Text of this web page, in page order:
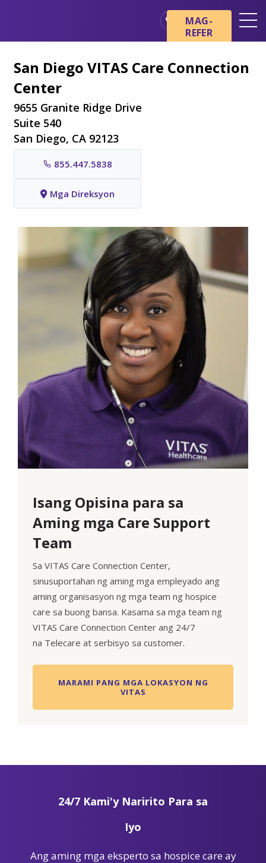
Mga Pangunahing Kaalaman
tungkol sa Hospice
Ang aming mga Serbisyo
Healthcare Professionals
Pamilya at Mga Tagapag-
alaga
MAG-
REFER
San Diego VITAS Care Connection
Center
9655 Granite Ridge Drive
Suite 540
San Diego, CA 92123
855.447.5838
Mga Direksyon
Isang Opisina para sa
Aming mga Care Support
Team
Sa VITAS Care Connection Center,
sinusuportahan ng aming mga empleyado ang
aming organisasyon ng mga team ng hospice
care sa buong bansa. Kasama sa mga team ng
VITAS Care Connection Center ang 24/7
na Telecare at serbisyo sa customer.
MARAMI PANG MGA LOKASYON NG
VITAS
24/7 Kami'y Naririto Para sa
Iyo
Ang aming mga eksperto sa hospice care ay